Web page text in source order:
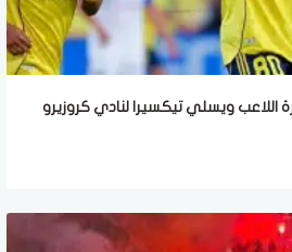
اللاعب ويسلي تيكسيرا لنادي كروزيرو